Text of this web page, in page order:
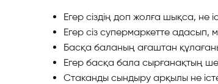
Егер сіздің доп жолға шықса, не
Егер сіз супермаркетте адасып,
Басқа баланың ағаштан
Егер басқа бала сырғанақтың
Стаканды сындыру арқылы не